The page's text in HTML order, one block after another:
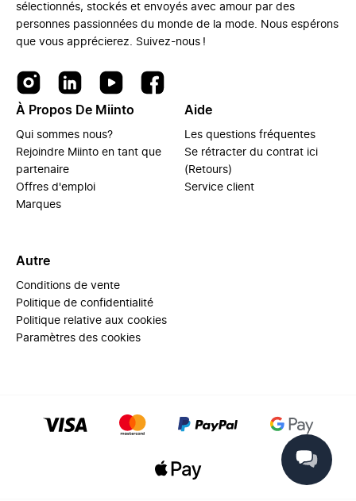
sélectionnés, stockés et envoyés avec amour par des
personnes passionnées du monde de la mode. Nous espérons
que vous apprécierez. Suivez-nous !
À Propos De Miinto
Qui sommes nous?
Rejoindre Miinto en tant que
partenaire
Offres d'emploi
Marques
Aide
Les questions fréquentes
Se rétracter du contrat ici
(Retours)
Service client
Autre
Conditions de vente
Politique de confidentialité
Politique relative aux cookies
Paramètres des cookies